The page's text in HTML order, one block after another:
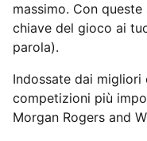
massimo. Con queste
chiave del gioco ai
parola).
Indossate dai
competizioni più
Morgan Rogers and